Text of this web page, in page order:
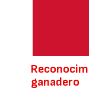
ganadero